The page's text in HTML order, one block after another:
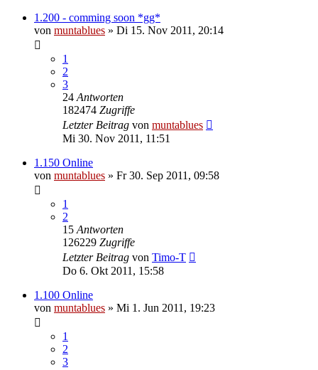
1.200 - comming soon *gg*
von muntablues » Di 15. Nov 2011, 20:14
1
2
3
24 Antworten
182474 Zugriffe
Letzter Beitrag von muntablues
Mi 30. Nov 2011, 11:51
1.150 Online
von muntablues » Fr 30. Sep 2011, 09:58
1
2
15 Antworten
126229 Zugriffe
Letzter Beitrag von Timo-T
Do 6. Okt 2011, 15:58
1.100 Online
von muntablues » Mi 1. Jun 2011, 19:23
1
2
3